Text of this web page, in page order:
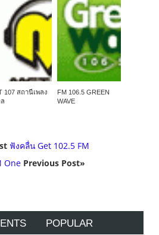
107 สถานีเพลง
FM 106.5 GREEN
WAVE
ฟังคลื่น Get 102.5 FM
OnePrevious Post»
POPULAR